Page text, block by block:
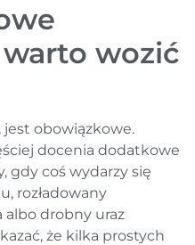
wozić
jest obowiązkowe.
docenia dodatkowe
gdy coś wydarzy się
rozładowany
drobny uraz
że kilka prostych